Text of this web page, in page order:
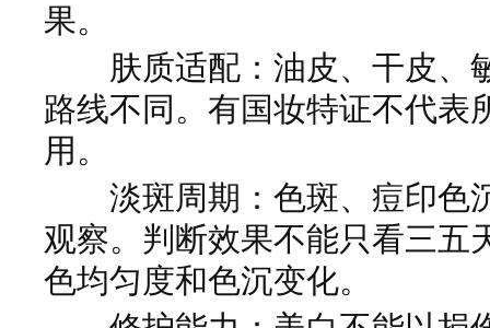
果。
肤质适配：油皮、干皮、
路线不同。有国妆特证不代表
用。
淡斑周期：色斑、痘印色
观察。判断效果不能只看三五
色均匀度和色沉变化。